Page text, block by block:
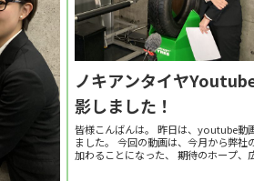
ノキアンタイヤ
影しました！
皆様こんばんは。 昨日は、youtube動
ました。 今回の動画は、今月から弊社
加わることになった、 期待のホープ、